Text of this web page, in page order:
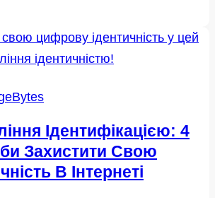
та
дідусями:
захисту
для
літніх
Ідентифікацією: 4
Захистити Свою
В Інтернеті